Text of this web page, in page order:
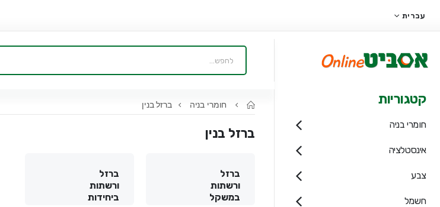
עברית
קטגוריות
חומרי בניה
אינסטלציה
צבע
חשמל
חומרי בניה ברזל בנין
ברזל בנין
ברזל
ורשתות
במשקל
ברזל
ורשתות
ביחידות